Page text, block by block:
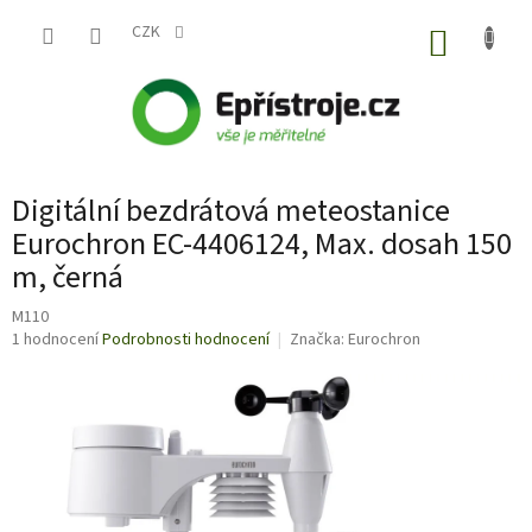
CZK
Digitální bezdrátová meteostanice
Eurochron EC-4406124, Max. dosah 150
m, černá
M110
Průměrné
1 hodnoceníPodrobnosti hodnocení Značka: Eurochron